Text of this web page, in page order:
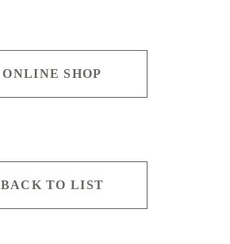
ONLINE SHOP
BACK TO LIST